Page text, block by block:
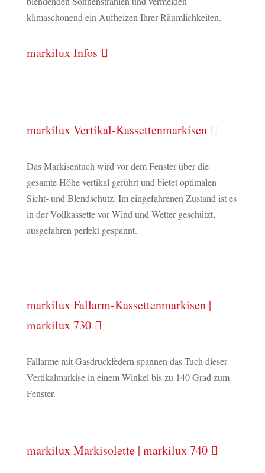
klimaschonend ein Aufheizen Ihrer Räumlichkeiten.
markilux Infos
markilux Vertikal-Kassettenmarkisen
Das Markisentuch wird vor dem Fenster über die
gesamte Höhe vertikal geführt und bietet optimalen
Sicht- und Blendschutz. Im eingefahrenen Zustand ist es
in der Vollkassette vor Wind und Wetter geschützt,
ausgefahren perfekt gespannt.
markilux Fallarm-Kassettenmarkisen |
markilux 730
Fallarme mit Gasdruckfedern spannen das Tuch dieser
Vertikalmarkise in einem Winkel bis zu 140 Grad zum
Fenster.
markilux Markisolette | markilux 740